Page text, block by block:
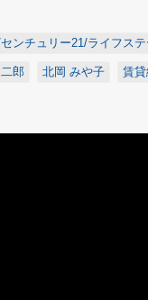
ンチュリー21/ライフス
郎 北岡 みや子 賃